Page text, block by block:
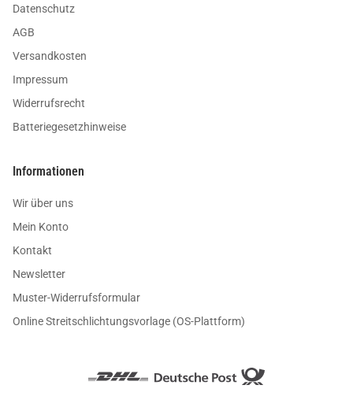
Datenschutz
AGB
Versandkosten
Impressum
Widerrufsrecht
Batteriegesetzhinweise
Informationen
Wir über uns
Mein Konto
Kontakt
Newsletter
Muster-Widerrufsformular
Online Streitschlichtungsvorlage (OS-Plattform)